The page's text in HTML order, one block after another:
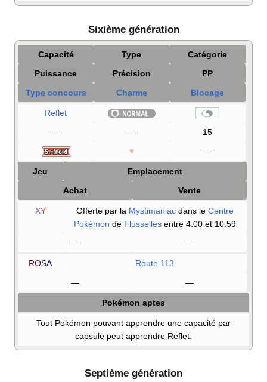
Sixième génération
Capacité Type
Catégorie
Puissance
Précision
PP
Type concours
Charme Blocage
Reflet
—
—
15
♥
—
Jeu
Emplacement
Achat
Vente
XY Offerte par la Mystimaniacdans le Centre
Pokémon de Flussellesentre 4:00 et 10:59
—
—
ROSA
Route 113
—
—
Pokémon aptes
Tout Pokémon pouvant apprendre une capacité par
capsule peut apprendre Reflet.
Septième génération